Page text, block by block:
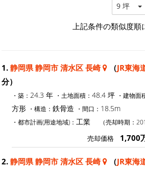
9 坪
上記条件の類似度順
1. 静岡県 静岡市 清水区 長崎 （JR東海
分）
・築： 24.3 年 ・土地面積： 48.4 坪 ・建物面
方形 ・構造： 鉄骨造 ・間口： 18.5m
・都市計画(用途地域)： 工業 （売却時期：
売却価格 1,700
2. 静岡県 静岡市 清水区 長崎 （JR東海